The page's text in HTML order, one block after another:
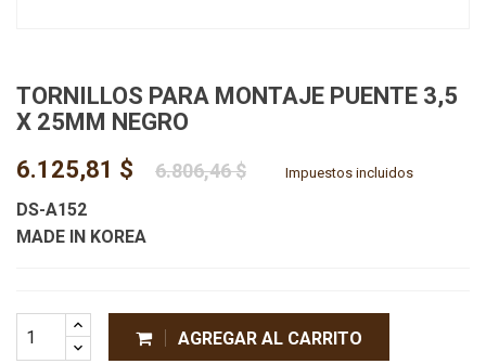
TORNILLOS PARA MONTAJE PUENTE 3,5
X 25MM NEGRO
6.125,81 $
6.806,46 $ Impuestos incluidos
DS-A152
MADE IN KOREA
AGREGAR AL CARRITO